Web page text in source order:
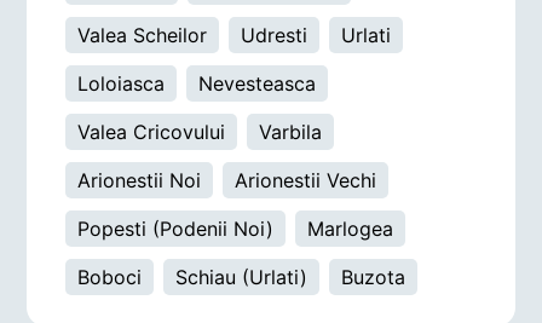
Valea Scheilor
Udresti
Urlati
Loloiasca
Nevesteasca
Valea Cricovului
Varbila
Arionestii Noi
Arionestii Vechi
Popesti (Podenii Noi)
Marlogea
Boboci
Schiau (Urlati) Buzota